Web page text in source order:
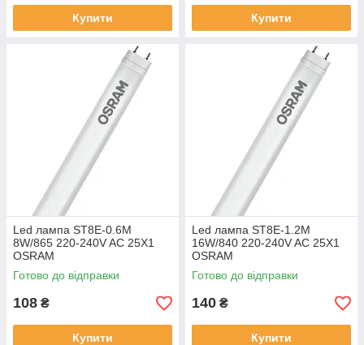
Купити Купити
Led лампа ST8E-0.6M
8W/865 220-240V AC 25X1
OSRAM
Готово до відправки
108 ₴
Купити
Led лампа ST8E-1.2M
16W/840 220-240V AC 25X1
OSRAM
Готово до відправки
140 ₴
Купити